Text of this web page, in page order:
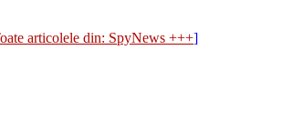
articolele din: SpyNews +++]